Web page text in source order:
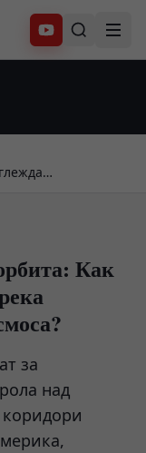
Абонирай се
Как
за
над
коридори